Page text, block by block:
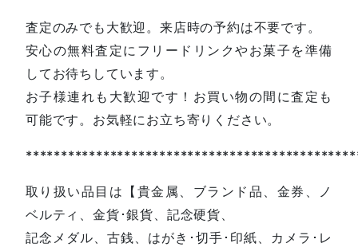
査定のみでも大歓迎。来店時の予約は不要です。
安心の無料査定にフリードリンクやお菓子を準備
してお待ちしています。
お子様連れも大歓迎です！お買い物の間に査定も
可能です。お気軽にお立ち寄りください。
取り扱い品目は【貴金属、ブランド品、金券、ノ
ベルティ、金貨･銀貨、記念硬貨、
記念メダル、古銭、はがき･切手･印紙、カメラ･レ